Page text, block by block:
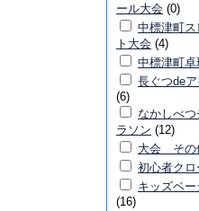
ール大会 (0)
中標津町
ト大会 (4)
中標津町卓
長ぐつde
(6)
なかしべ
ラソン (12)
大会 その
初心者クロ
キッズベ
(16)